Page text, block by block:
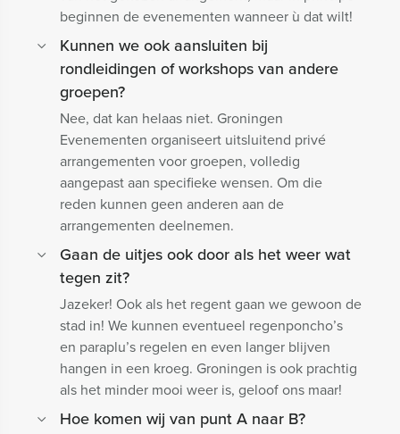
beginnen de evenementen wanneer ù dat wilt!
Kunnen we ook aansluiten bij
rondleidingen of workshops van andere
groepen?
Nee, dat kan helaas niet. Groningen
Evenementen organiseert uitsluitend privé
arrangementen voor groepen, volledig
aangepast aan specifieke wensen. Om die
reden kunnen geen anderen aan de
arrangementen deelnemen.
Gaan de uitjes ook door als het weer wat
tegen zit?
Jazeker! Ook als het regent gaan we gewoon de
stad in! We kunnen eventueel regenponcho’s
en paraplu’s regelen en even langer blijven
hangen in een kroeg. Groningen is ook prachtig
als het minder mooi weer is, geloof ons maar!
Hoe komen wij van punt A naar B?